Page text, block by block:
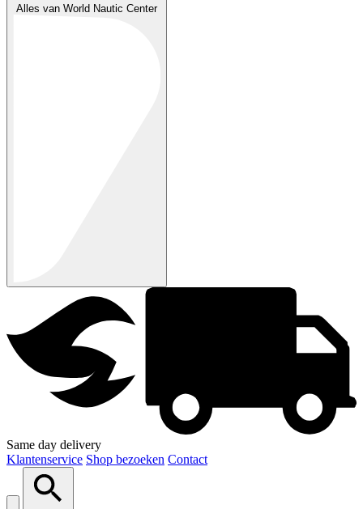
Alles van World Nautic Center
Same day delivery
Klantenservice Shop bezoeken Contact